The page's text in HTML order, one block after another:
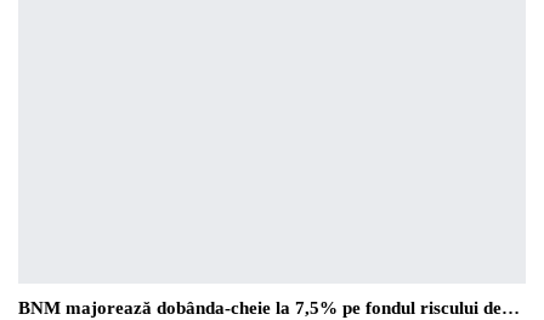
BNM majorează dobânda-cheie la 7,5% pe fondul riscului de…